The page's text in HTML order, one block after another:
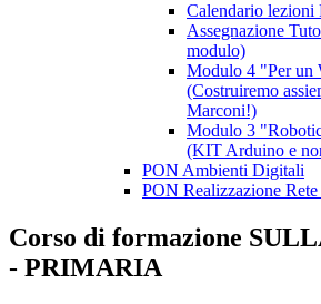
Calendario lezioni
Assegnazione
modulo)
Modulo 4 "Per
(Costruiremo
Marconi!)
Modulo 3
(KIT Arduino e
PON Ambienti Digitali
PON Realizzazione
Corso di formazione
- PRIMARIA